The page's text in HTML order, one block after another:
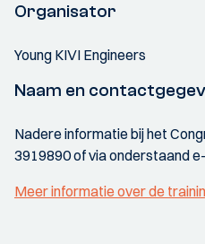
Organisator
Young KIVI Engineers
Naam en
Nadere informatie bij het
3919890 of via onderstaand
Meer informatie over de